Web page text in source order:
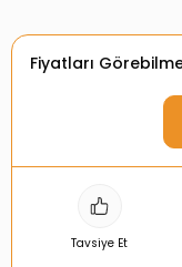
Fiyatları
Tavsiye Et